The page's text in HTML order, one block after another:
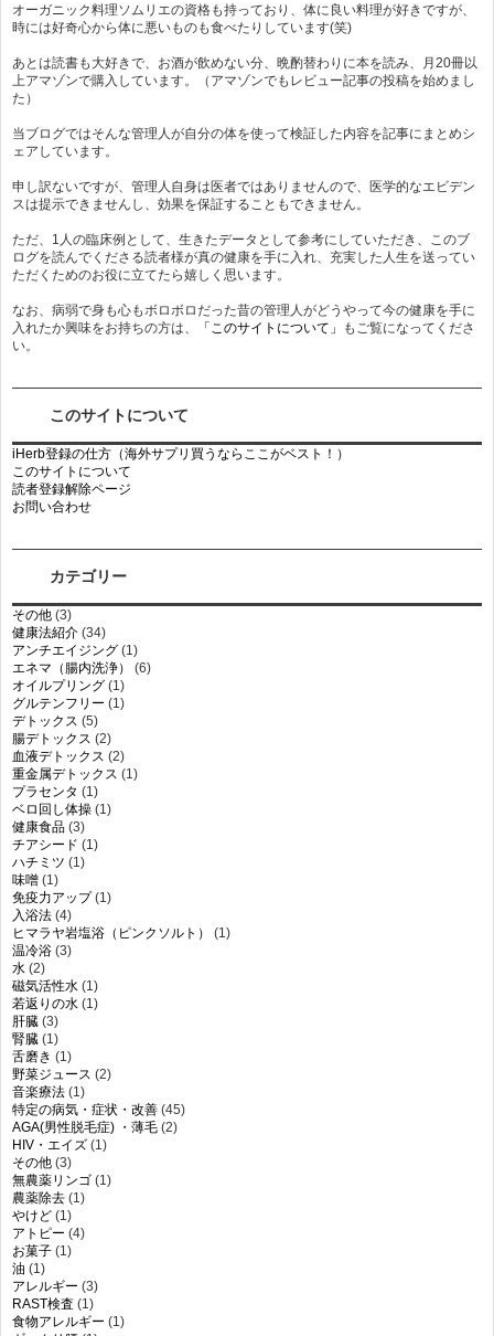
オーガニック料理ソムリエの資格も持っており、体に良い料理が好きですが、
時には好奇心から体に悪いものも食べたりしています(笑)
あとは読書も大好きで、お酒が飲めない分、晩酌替わりに本を読み、月20冊以
上アマゾンで購入しています。（アマゾンでもレビュー記事の投稿を始めまし
た）
当ブログではそんな管理人が自分の体を使って検証した内容を記事にまとめシ
ェアしています。
申し訳ないですが、管理人自身は医者ではありませんので、医学的なエビデン
スは提示できませんし、効果を保証することもできません。
ただ、1人の臨床例として、生きたデータとして参考にしていただき、このブ
ログを読んでくださる読者様が真の健康を手に入れ、充実した人生を送ってい
ただくためのお役に立てたら嬉しく思います。
なお、病弱で身も心もボロボロだった昔の管理人がどうやって今の健康を手に
入れたか興味をお持ちの方は、
「このサイトについて」
もご覧になってくださ
い。
このサイトについて
iHerb登録の仕方（海外サプリ買うならここがベスト！）
このサイトについて
読者登録解除ページ
お問い合わせ
カテゴリー
その他 (3)
健康法紹介 (34)
アンチエイジング (1)
エネマ（腸内洗浄）
(6)
オイルプリング (1)
グルテンフリー (1)
デトックス (5)
腸デトックス (2)
血液デトックス (2)
重金属デトックス (1)
プラセンタ (1)
ベロ回し体操 (1)
健康食品 (3)
チアシード (1)
ハチミツ (1)
味噌 (1)
免疫力アップ(1)
入浴法 (4)
ヒマラヤ岩塩浴（ピンクソルト）
(1)
温冷浴 (3)
水 (2)
磁気活性水 (1)
若返りの水 (1)
肝臓 (3)
腎臓 (1)
舌磨き (1)
野菜ジュース (2)
音楽療法 (1)
特定の病気・症状・改善 (45)
AGA(男性脱毛症) ・薄毛 (2)
HIV・エイズ (1)
その他 (3)
無農薬リンゴ (1)
農薬除去 (1)
やけど (1)
アトピー (4)
お菓子 (1)
油 (1)
アレルギー (3)
RAST検査 (1)
食物アレルギー (1)